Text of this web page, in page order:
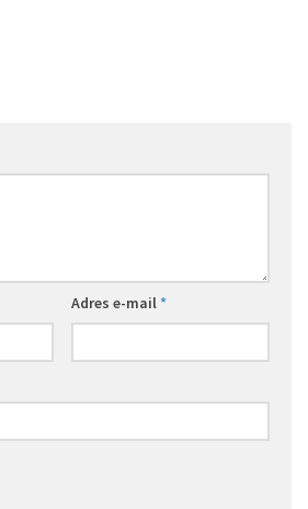
Adres e-mail*